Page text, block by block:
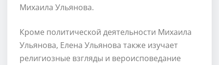
Михаила Ульянова.
Кроме политической деятельности Михаила
Ульянова, Елена Ульянова также изучает
религиозные взгляды и вероисповедание